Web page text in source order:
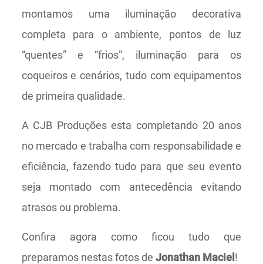
montamos uma iluminação decorativa
completa para o ambiente, pontos de luz
“quentes” e “frios”, iluminação para os
coqueiros e cenários, tudo com equipamentos
de primeira qualidade.
A CJB Produções esta completando 20 anos
no mercado e trabalha com responsabilidade e
eficiência, fazendo tudo para que seu evento
seja montado com antecedência evitando
atrasos ou problema.
Confira agora como ficou tudo que
preparamos nestas fotos de Jonathan Maciel!